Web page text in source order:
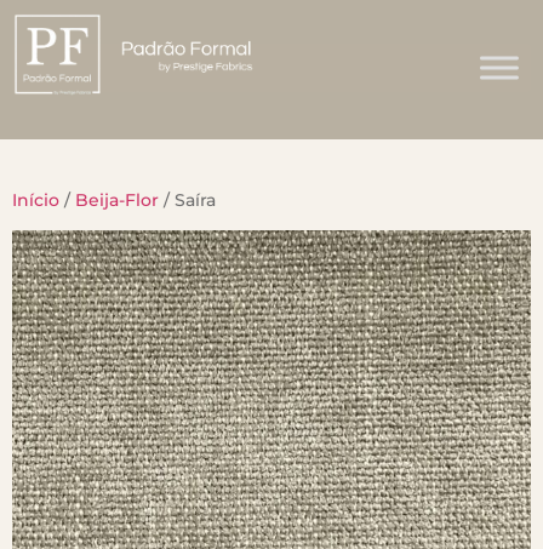
Início / Beija-Flor / Saíra